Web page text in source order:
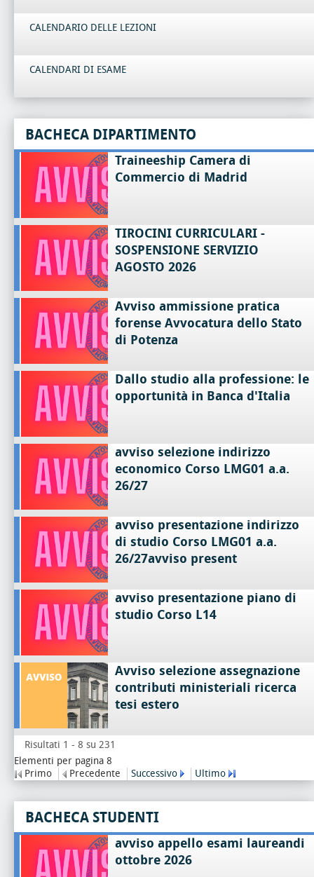
CALENDARIO DELLE LEZIONI
CALENDARI DI ESAME
BACHECA DIPARTIMENTO
Traineeship Camera di
Commercio di Madrid
TIROCINI CURRICULARI -
SOSPENSIONE SERVIZIO
AGOSTO 2026
Avviso ammissione pratica
forense Avvocatura dello Stato
di Potenza
Dallo studio alla professione: le
opportunità in Banca d'Italia
avviso selezione indirizzo
economico Corso LMG01 a.a.
26/27
avviso presentazione indirizzo
di studio Corso LMG01 a.a.
26/27avviso present
avviso presentazione piano di
studio Corso L14
Avviso selezione assegnazione
contributi ministeriali ricerca
tesi estero
Risultati 1 - 8 su 231
Elementi per pagina 8
Primo
Precedente Successivo Ultimo
BACHECA STUDENTI
avviso appello esami laureandi
ottobre 2026